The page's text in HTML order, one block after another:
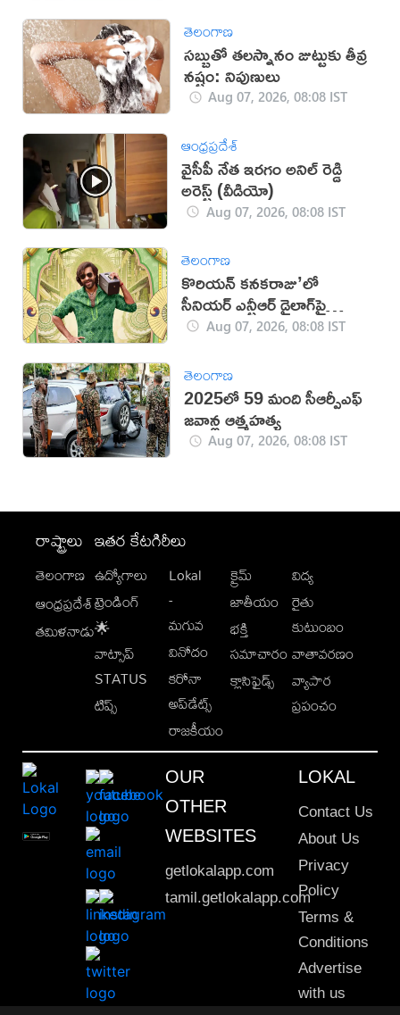
తెలంగాణ
సబ్బుతో తలస్నానం జుట్టుకు తీవ్ర
నష్టం: నిపుణులు
Aug 07, 2026, 08:08 IST
ఆంధ్రప్రదేశ్
వైసీపీ నేత ఇరగం అనిల్ రెడ్డి
అరెస్ట్ (వీడియో)
Aug 07, 2026, 08:08 IST
తెలంగాణ
కొరియన్ కనకరాజు’లో
సీనియర్ ఎన్టీఆర్ డైలాగ్‌పై
వివాదం!
Aug 07, 2026, 08:08 IST
తెలంగాణ
2025లో 59 మంది సీఆర్పీఎఫ్
జ‌వాన్ల ఆత్మ‌హ‌త్య
Aug 07, 2026, 08:08 IST
రాష్ట్రాలు
తెలంగాణ
ఆంధ్రప్రదేశ్
తమిళనాడు
ఇతర కేటగిరీలు
ఉద్యోగాలు
ట్రెండింగ్
🌟
వాట్సాప్
STATUS
టిప్స్
Lokal
-
మగువ
వినోదం
కరోనా
అప్‌డేట్స్
రాజకీయం
క్రైమ్
జాతీయం
భక్తి
సమాచారం
క్లాసిఫైడ్స్
విద్య
రైతు
కుటుంబం
వాతావరణం
వ్యాపార
ప్రపంచం
OUR
OTHER
WEBSITES
getlokalapp.com
tamil.getlokalapp.com
LOKAL
Contact Us
About Us
Privacy
Policy
Terms &
Conditions
Advertise
with us